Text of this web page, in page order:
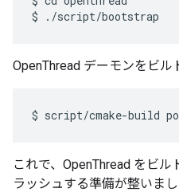
OpenThread デーモンをビル
これで、OpenThread をビ
ラッシュする準備が整いまし